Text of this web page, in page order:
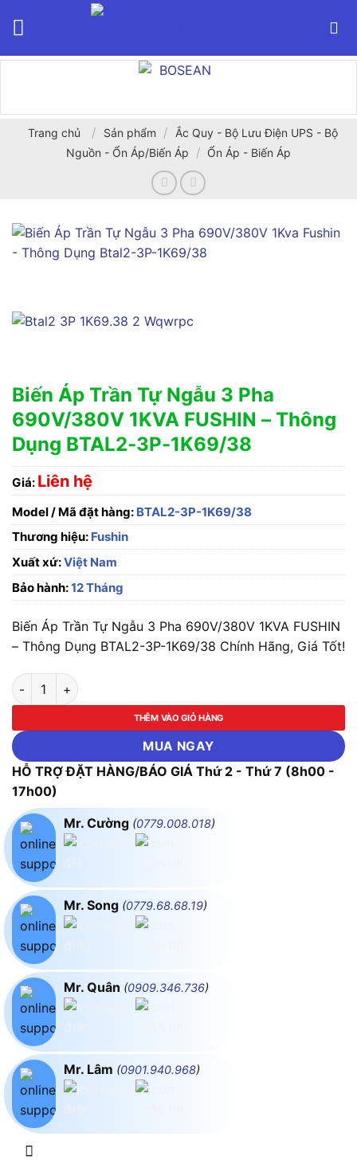
Trang chủ / Sản phẩm /
Ắc Quy - Bộ Lưu Điện UPS - Bộ
Nguồn - Ổn Áp/Biến Áp
/ Ổn Áp - Biến Áp
Biến Áp Trần Tự Ngẫu 3 Pha
690V/380V 1KVA FUSHIN – Thông
Dụng BTAL2-3P-1K69/38
Giá: Liên hệ
Model / Mã đặt hàng: BTAL2-3P-1K69/38
Thương hiệu: Fushin
Xuất xứ:Việt Nam
Bảo hành:12 Tháng
Biến Áp Trần Tự Ngẫu 3 Pha 690V/380V 1KVA FUSHIN
– Thông Dụng BTAL2-3P-1K69/38 Chính Hãng, Giá Tốt!
Biến Áp Trần Tự Ngẫu 3 Pha 690V/380V 1KVA FUSHIN -
THÊM VÀO GIỎ HÀNG
MUA NGAY
HỖ TRỢ ĐẶT HÀNG/BÁO GIÁ Thứ 2 - Thứ 7 (8h00 -
17h00)
Mr. Cường (0779.008.018)
Mr. Song (0779.68.68.19)
Mr. Quân (0909.346.736)
Mr. Lâm (0901.940.968)